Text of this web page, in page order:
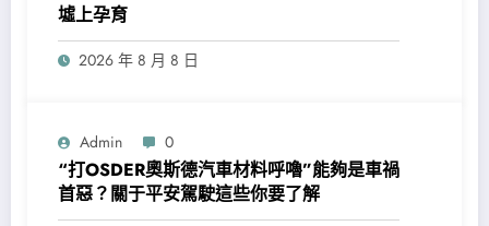
墟上孕育
2026 年 8 月 8 日
Admin 0
“打OSDER奧斯德汽車材料呼嚕”能夠是車禍
首惡？關于平安駕駛這些你要了解